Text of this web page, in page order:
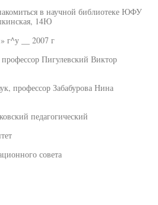
в научной библиотеке ЮФУ
14Ю
г^у __ 2007 г
Пигулевский Виктор
профессор Забабурова Нина
педагогический
совета